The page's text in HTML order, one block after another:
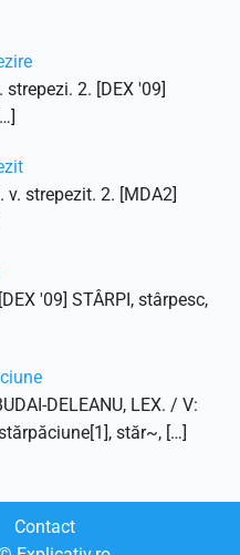
strepezi. 2. [DEX '09]
v. strepezit. 2. [MDA2]
'09] STÂRPI, stârpesc,
DELEANU, LEX. / V:
stăr~, […]
Contact